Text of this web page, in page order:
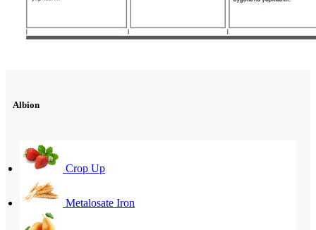
Albion
Crop Up
Metalosate Iron